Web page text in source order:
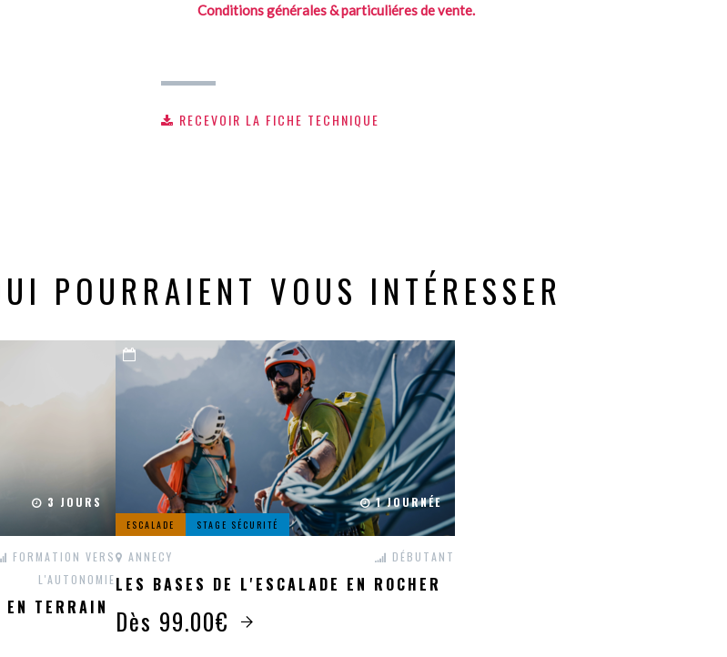
Conditions générales & particuliéres de vente.
RECEVOIR LA FICHE TECHNIQUE
POURRAIENT VOUS INTÉRESSER
3 JOURS
FORMATION VERS
L'AUTONOMIE
TERRAIN
1 JOURNÉE
ESCALADE STAGE SÉCURITÉ
ANNECY DÉBUTANT
LES BASES DE L'ESCALADE EN ROCHER
Dès 99.00€